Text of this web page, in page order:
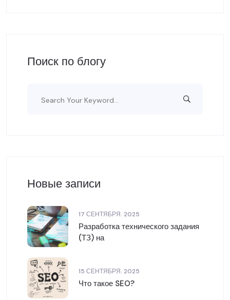
Поиск по блогу
Новые записи
17 СЕНТЯБРЯ. 2025
Разработка технического задания
(ТЗ) на
15 СЕНТЯБРЯ. 2025
Что такое SEO?